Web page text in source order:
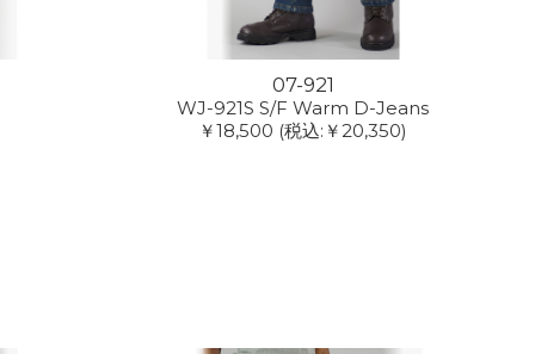
07-921
WJ-921S S/F Warm D-Jeans
￥18,500 (税込:￥20,350)